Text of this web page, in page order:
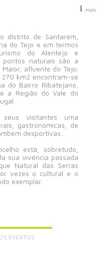
| mais
distrito de Santarém,
do Tejo e em termos
do Alentejo e
pontos naturais são a
afluente do Tejo.
km2 encontram-se
do Bairro Ribatejano,
a Região do Vale do
visitantes uma
gastronómicas, de
desportivas.
está, sobretudo,
sua vivência passada
Natural das Serras
vezes o cultural e o
exemplar.
EVENTOS